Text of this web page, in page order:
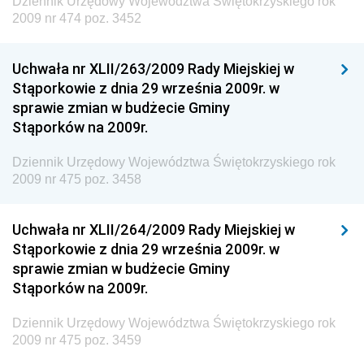
Dziennik Urzędowy Generalnej Dyrekcji Ochrony
Dziennik Urzędowy Ministerstwa Administracji,
Gospodarki Terenowej i Ochrony Środowiska
Dziennik Urzędowy Ministerstwa Administracji i
Gospodarki Przestrzennej
Dziennik Urzędowy Unii Europejskiej, L
Dziennik Urzędowy Ministerstwa Przemysłu
Chemicznego i Lekkiego
Dziennik Urzędowy Ministerstwa Rolnictwa i
Gospodarki Żywnościowej
Dziennik Urzędowy Ministra Rodziny, Pracy i Polityki
Społecznej
2009 nr 474 poz. 3452
Uchwała nr XLII/263/2009 Rady Miejskiej w
Stąporkowie z dnia 29 września 2009r. w
sprawie zmian w budżecie Gminy
Stąporków na 2009r.
Dziennik Urzędowy Województwa Świętokrzyskiego rok
2009 nr 475 poz. 3458
Uchwała nr XLII/264/2009 Rady Miejskiej w
Stąporkowie z dnia 29 września 2009r. w
sprawie zmian w budżecie Gminy
Stąporków na 2009r.
Dziennik Urzędowy Województwa Świętokrzyskiego rok
2009 nr 475 poz. 3459